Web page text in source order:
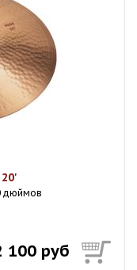
дюймов
100 руб